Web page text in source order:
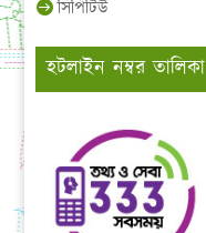
সিপিটিউ
হটলাইন নম্বর তালিকা